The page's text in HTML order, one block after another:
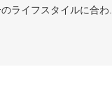
ライフスタイルに合わ